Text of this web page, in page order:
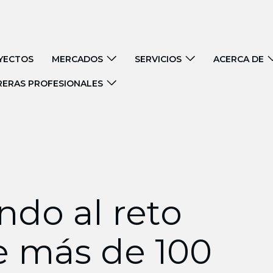
MERCADOS SERVICIOS ACERCA DE
PROFESIONALES
al reto
más de 100